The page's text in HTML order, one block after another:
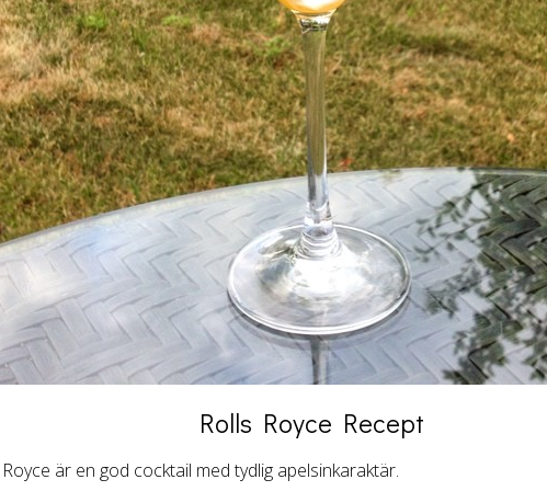
Rolls Royce Recept
Royce är en god cocktail med tydlig apelsinkaraktär.